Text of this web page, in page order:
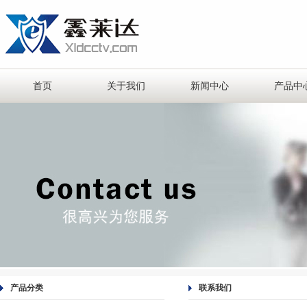
首页 关于我们 新闻中心 产品中
产品分类 联系我们